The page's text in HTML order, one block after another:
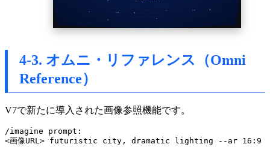
4-3. オムニ・リファレンス（Omni
Reference）
V7で新たに導入された画像参照機能です。
/imagine prompt: